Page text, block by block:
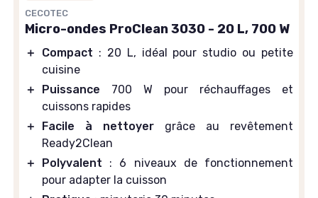
CECOTEC
Micro-ondes ProClean 3030 - 20 L, 700 W
＋ Compact : 20 L, idéal pour studio ou petite
cuisine
＋
Puissance 700 W pour réchauffages et
cuissons rapides
＋
Facile à nettoyer grâce au revêtement
Ready2Clean
＋
Polyvalent : 6 niveaux de fonctionnement
pour adapter la cuisson